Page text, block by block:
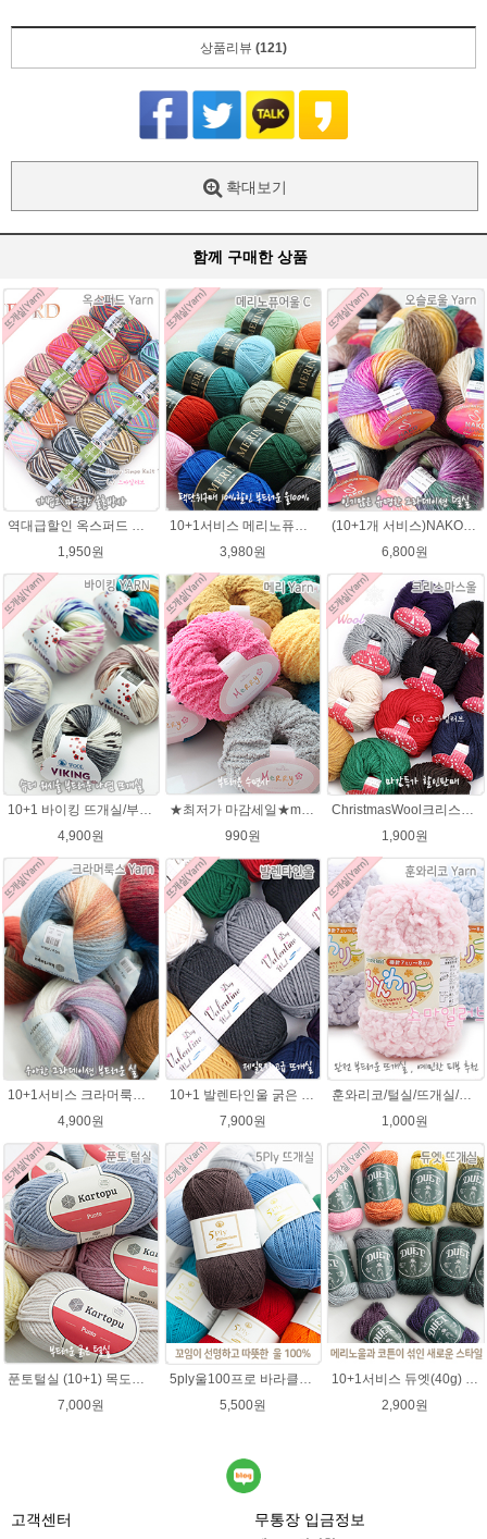
상품리뷰 (121)
확대보기
함께 구매한 상품
1,950원
3,980원
6,800원
10+1 바이킹 뜨개실/부드러운 나염 아기털실 목도리실 Viking Yarn
4,900원
★최저가 마감세일★merry메리/털실/수면뜨개실/뜨개질실/손뜨개실/목도리털실
990원
ChristmasWool크리스마스울 털실 손뜨개 뜨개질 뜨개실
1,900원
10+1서비스 크라머룩스 털실/부드러운 나염뜨개실 목도리뜨개질 수입 그라데이션털실
4,900원
10+1 발렌타인울 굵은 뜨개실/뜨개질실/손뜨개실/목도리털실/제일모직뜨개실
7,900원
훈와리코/털실/뜨개실/뜨개질실/손뜨개실/목도리털실/뜨게실/뜨게질/손뜨개질실
1,000원
푼토털실 (10+1) 목도리 푼토뜨개실 부드러운실
7,000원
5ply울100프로 바라클라바뜨개질 5플라이 고급뜨개실 90g (울 100%) 제일모직 생산 얇은굵기 순모사
5,500원
10+1서비스 듀엣(40g) 메리노울 혼방사 뜨개실 부드러운 유아실
2,900원
고객센터 무통장 입금정보